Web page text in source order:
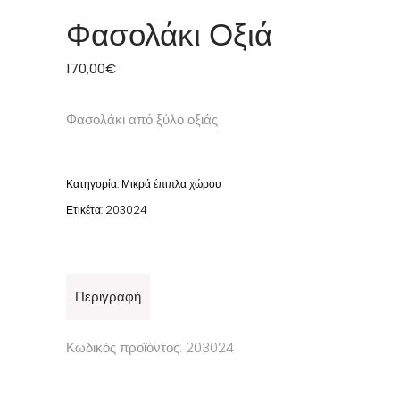
Φασολάκι Οξιά
170,00€
Φασολάκι από ξύλο οξιάς
Κατηγορία: Μικρά έπιπλα χώρου
Ετικέτα: 203024
Περιγραφή
Κωδικός προϊόντος: 203024